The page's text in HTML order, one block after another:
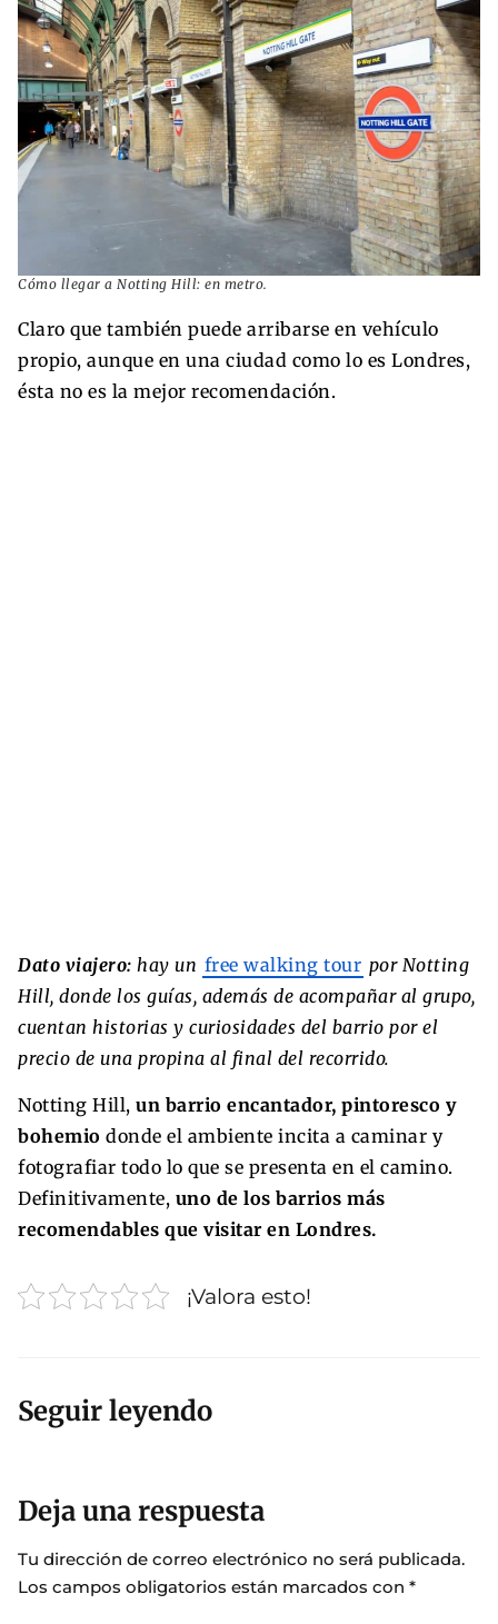
Cómo llegar a Notting Hill: en metro.
Claro que también puede arribarse en vehículo
propio, aunque en una ciudad como lo es Londres,
ésta no es la mejor recomendación.
Dato viajero: hay un free walking tour por Notting
Hill, donde los guías, además de acompañar al grupo,
cuentan historias y curiosidades del barrio por el
precio de una propina al final del recorrido.
Notting Hill, un barrio encantador, pintoresco y
bohemio donde el ambiente incita a caminar y
fotografiar todo lo que se presenta en el camino.
Definitivamente, uno de los barrios más
recomendables que visitar en Londres.
¡Valora esto!
Seguir leyendo
Deja una respuesta
Tu dirección de correo electrónico no será publicada.
Los campos obligatorios están marcados con *